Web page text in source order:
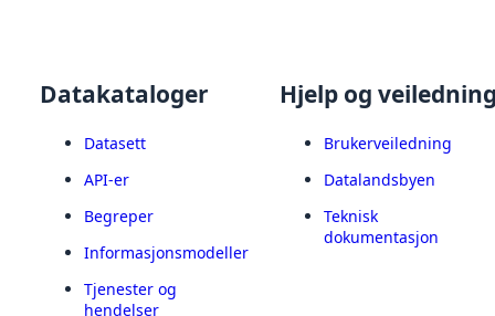
Datakataloger
Datasett
API-er
Begreper
Informasjonsmodeller
Tjenester og
hendelser
Hjelp og
Brukerveiledning
Datalandsbyen
Teknisk
dokumentasjon